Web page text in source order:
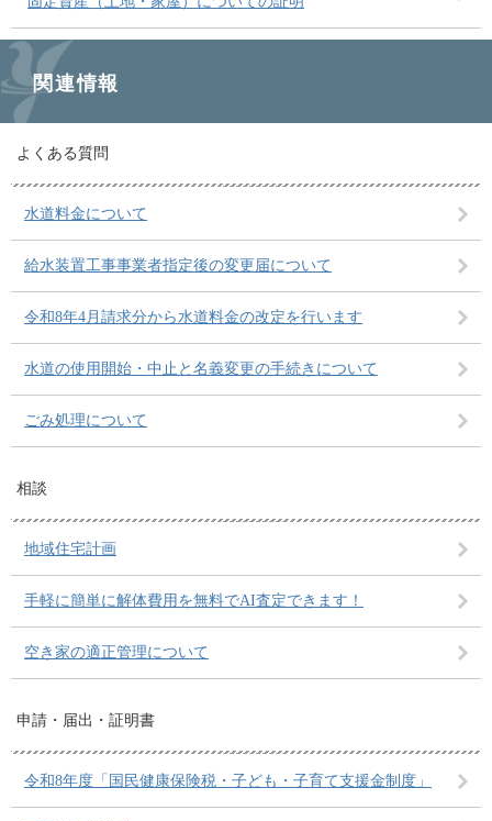
関連情報
よくある質問
水道料金について
給水装置工事事業者指定後の変更届について
令和8年4月請求分から水道料金の改定を行います
水道の使用開始・中止と名義変更の手続きについて
ごみ処理について
相談
地域住宅計画
手軽に簡単に解体費用を無料でAI査定できます！
空き家の適正管理について
申請・届出・証明書
令和8年度「国民健康保険税・子ども・子育て支援金制度」